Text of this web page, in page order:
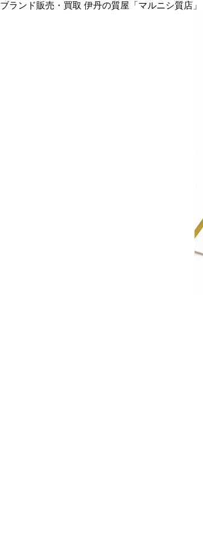
ブランド販売・買取 伊丹の質屋「マルニシ質店」